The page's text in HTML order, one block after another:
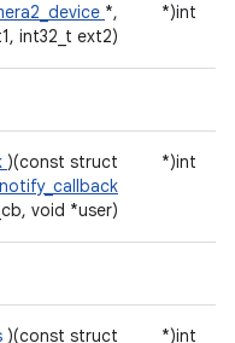
int(*
*,
int32_t ext2)
int(*
)(const struct
void *user)
int(*
)(const struct